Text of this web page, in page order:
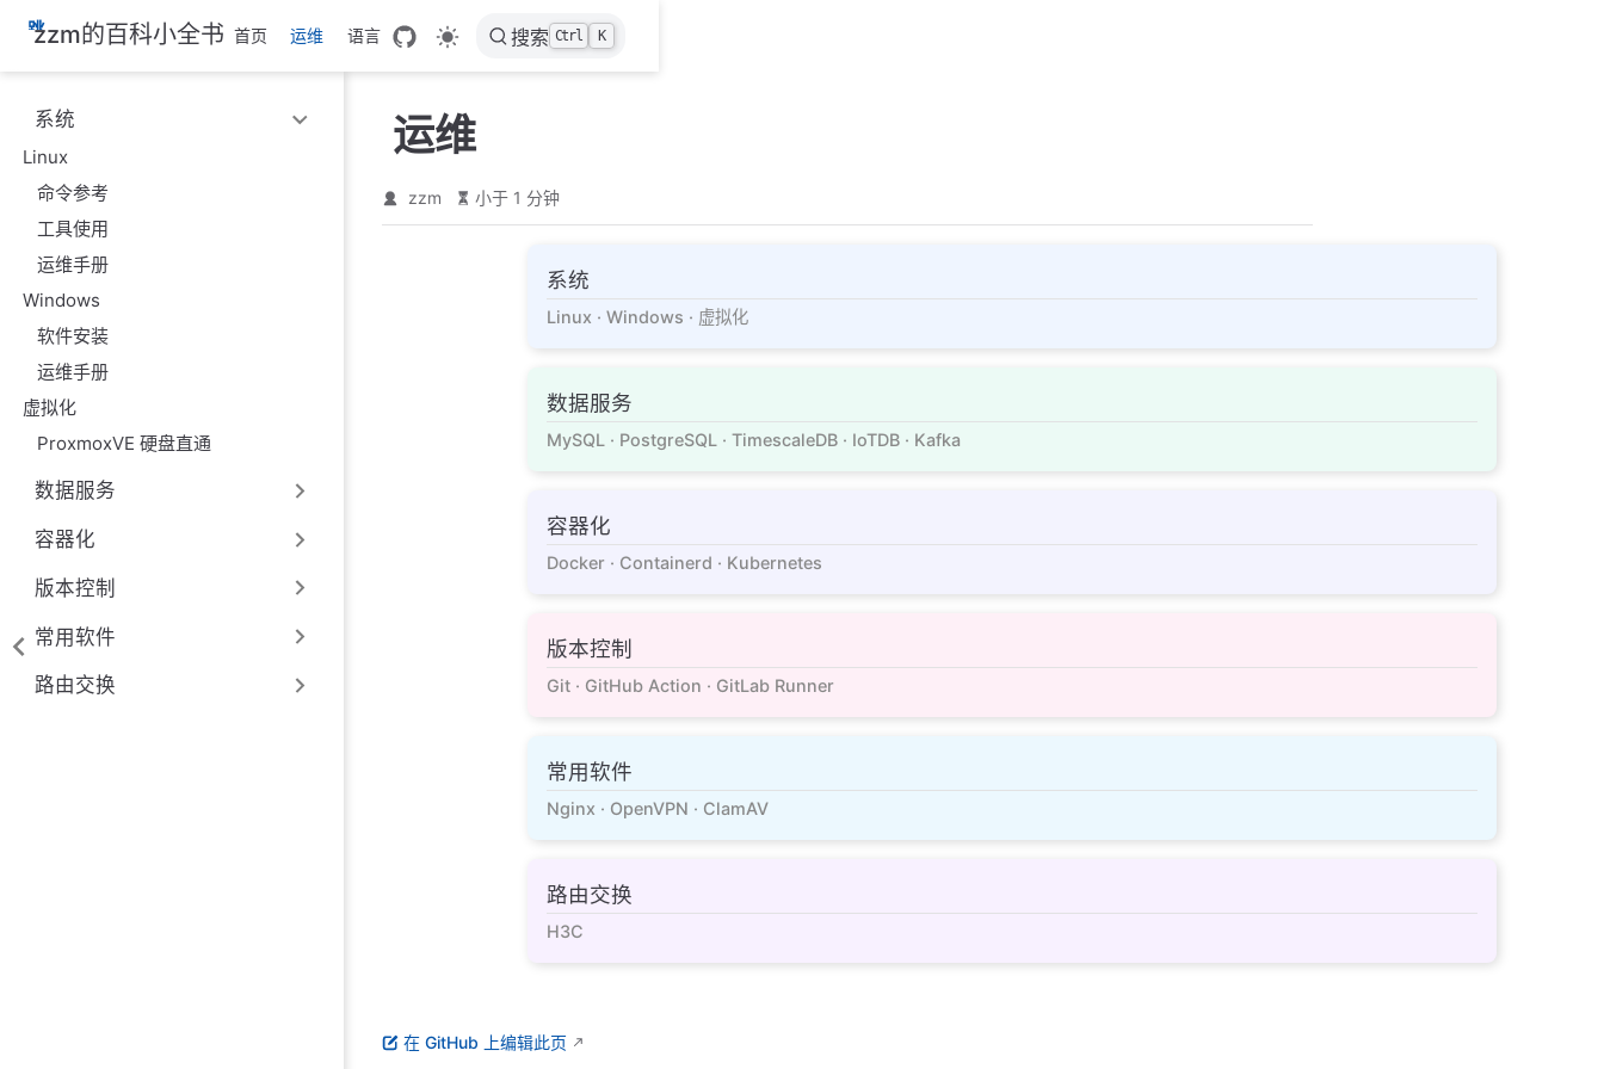
跳
主
內
容
zzm的百科小全书 首页 运维 语言 搜索 Ctrl K
系统
Linux
命令参考
工具使用
运维手册
Windows
软件安装
运维手册
虚拟化
ProxmoxVE 硬盘直通
数据服务
容器化
版本控制
常用软件
路由交换
运维
zzm 小于 1 分钟
系统
Linux · Windows · 虚拟化
数据服务
MySQL · PostgreSQL · TimescaleDB · IoTDB · Kafka
容器化
Docker · Containerd · Kubernetes
版本控制
Git · GitHub Action · GitLab Runner
常用软件
Nginx · OpenVPN · ClamAV
路由交换
H3C
在 GitHub 上编辑此页